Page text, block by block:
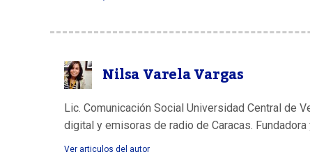
Nilsa Varela Vargas
Lic. Comunicación Social Universidad Central de
digital y emisoras de radio de Caracas.
Ver articulos del autor